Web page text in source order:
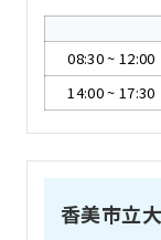
08:30~ 12:00
14:00~ 17:30
香美市立